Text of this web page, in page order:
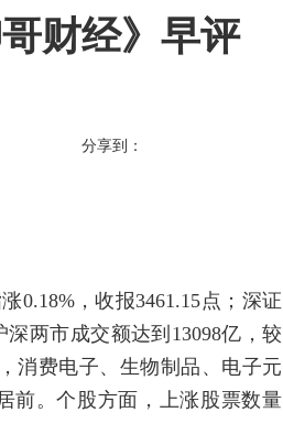
财经》早评
分享到：
，收报3461.15点；深证
深两市成交额达到13098亿，较
消费电子、生物制品、电子元
前。个股方面，上涨股票数量